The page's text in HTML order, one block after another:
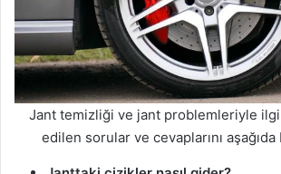
Jant temizliği ve jant problemleriyle
edilen sorular ve cevaplarını